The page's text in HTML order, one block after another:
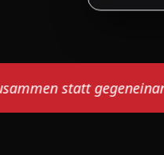
statt gegeneinander